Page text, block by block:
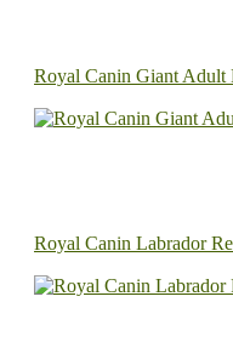
Royal Canin Giant Adult
Royal Canin Labrador